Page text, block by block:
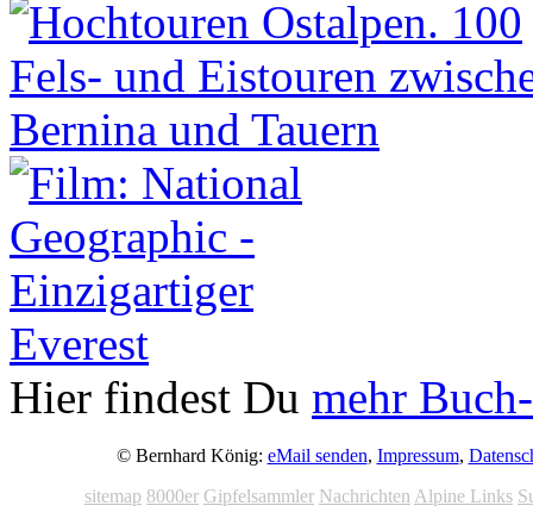
Hier findest Du mehr
© Bernhard König: eMail senden, Impressum,
sitemap 8000er Gipfelsammler Nachrichten Alpine Links